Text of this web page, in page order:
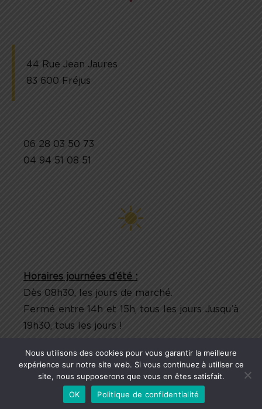
44 Rue Jean Jaures
83 600 Fréjus
06 28 03 50 73
04 94 51 08 51
Horaires journées d’été :
Dès 08h30, les jours de marché.
Fermé entre 14h et 15h, tous les jours Jusqu’à
19h30, tous les jours !
COPYRIGHT © 2024Pâtisserie Musso. ALL RIGHTS RESERVED. /
Mentions légales
Politique de confidentialité
Nous utilisons des cookies pour vous garantir la meilleure
expérience sur notre site web. Si vous continuez à utiliser ce
site, nous supposerons que vous en êtes satisfait.
OK
Politique de confidentialité